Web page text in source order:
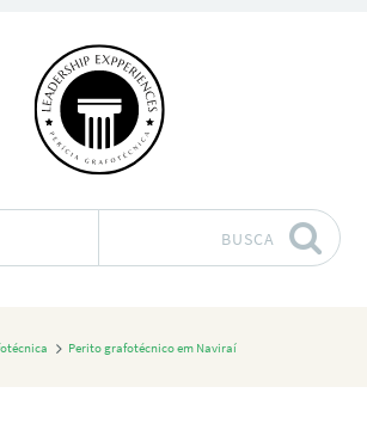
BUSCA
Perito grafotécnico em Naviraí